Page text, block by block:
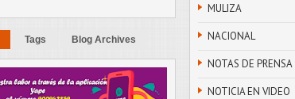
Tags Blog Archives
MULIZA
NACIONAL
NOTAS DE PRENSA
NOTICIA EN VIDEO